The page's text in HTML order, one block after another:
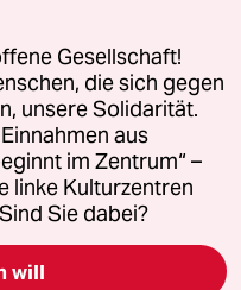
oder für Genehmigungen
Richtlinien
Impressum AGB
(Ads)
Gesellschaft!
die sich gegen
unsere Solidarität.
aus
im Zentrum“ –
linke Kulturzentren
Sie dabei?
will